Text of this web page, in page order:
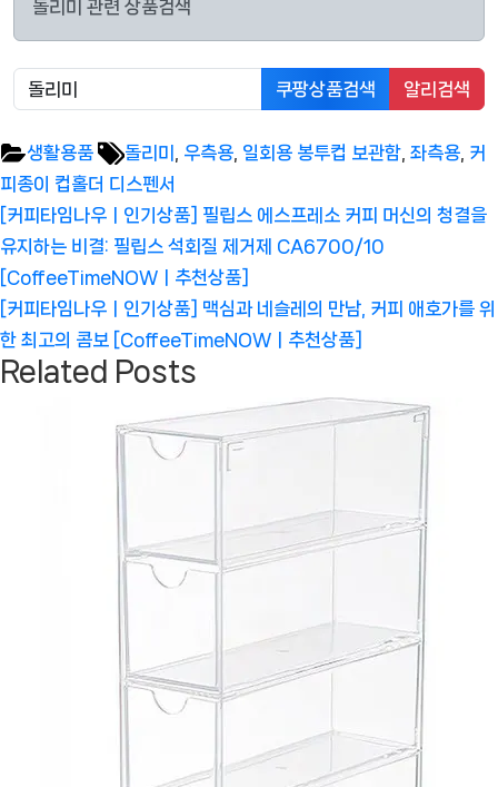
돌리미 관련 상품검색
쿠팡상품검색 알리검색
생활용품 Tags:
돌리미 우측용 일회용 봉투컵 보관함 좌측용 커
피종이 컵홀더 디스펜서
글
탐
색
Previous
Post:
[커피타임나우ㅣ인기상품] 필립스 에스프레소 커피 머신의 청결을
유지하는 비결: 필립스 석회질 제거제 CA6700/10
[CoffeeTimeNOWㅣ추천상품]
Next
Post:
[커피타임나우ㅣ인기상품] 맥심과 네슬레의 만남, 커피 애호가를 위
한 최고의 콤보 [CoffeeTimeNOWㅣ추천상품]
Related Posts